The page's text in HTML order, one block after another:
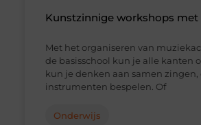
Kunstzinnige workshops met
Met het organiseren van
de basisschool kun je alle kanten
kun je denken aan samen zingen,
instrumenten bespelen. Of
Onderwijs